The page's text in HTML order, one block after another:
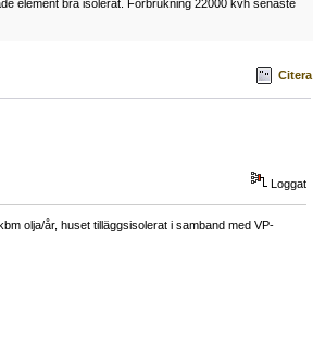
element bra isolerat. Förbrukning 22000 kvh senaste
Citera
Loggat
olja/år, huset tilläggsisolerat i samband med VP-